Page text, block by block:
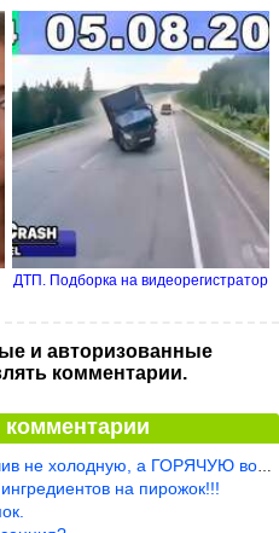
ДТП. Подборка на видеорегистратор
и авторизованные
комментарии.
холодную, а ГОРЯЧУЮ воду. Трубы в
на пирожок!!!